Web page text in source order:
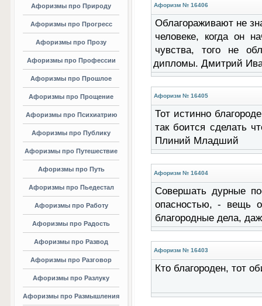
Афоризмы про Природу
Афоризмы про Прогресс
Афоризмы про Прозу
Афоризмы про Профессии
Афоризмы про Прошлое
Афоризмы про Прощение
Афоризмы про Психиатрию
Афоризмы про Публику
Афоризмы про Путешествие
Афоризмы про Путь
Афоризмы про Пьедестал
Афоризмы про Работу
Афоризмы про Радость
Афоризмы про Развод
Афоризмы про Разговор
Афоризмы про Разлуку
Афоризмы про Размышления
Афоризм № 16406
Облагораживают не
человеке, когда он
чувства, того не
дипломы. Дмитрий
Афоризм № 16405
Тот истинно
так боится сделать
Плиний Младший
Афоризм № 16404
Совершать дурные
опасностью, - вещь
благородные дела,
Афоризм № 16403
Кто благороден, тот